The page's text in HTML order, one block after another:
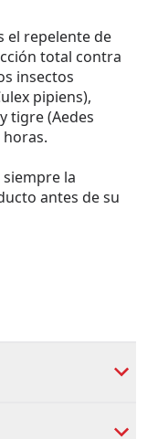
el repelente de
total contra
insectos
pipiens),
tigre (Aedes
la
antes de su